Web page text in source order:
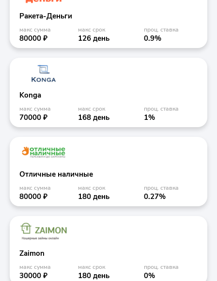
Ракета-Деньги
макс сумма
80000 ₽
макс срок
126 день
проц. ставка
0.9%
Konga
макс сумма
70000 ₽
макс срок
168 день
проц. ставка
1%
Отличные наличные
макс сумма
80000 ₽
макс срок
180 день
проц. ставка
0.27%
Zaimon
макс сумма
30000 ₽
макс срок
180 день
проц. ставка
0%